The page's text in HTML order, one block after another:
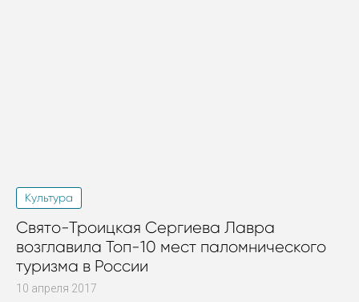
Культура
Свято-Троицкая Сергиева Лавра
возглавила Топ-10 мест паломнического
туризма в России
10 апреля 2017